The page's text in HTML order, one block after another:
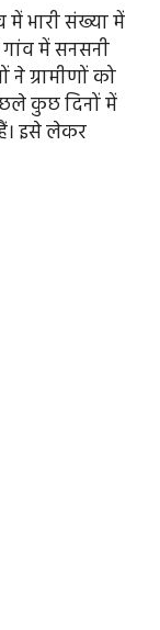
में भारी संख्या में
गांव में सनसनी
ग्रामीणों को
कुछ दिनों में
इसे लेकर